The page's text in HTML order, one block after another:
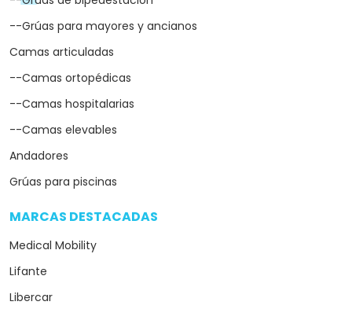
--Grúas para mayores y ancianos
Camas articuladas
--Camas ortopédicas
--Camas hospitalarias
--Camas elevables
Andadores
Grúas para piscinas
MARCAS DESTACADAS
Medical Mobility
Lifante
Libercar